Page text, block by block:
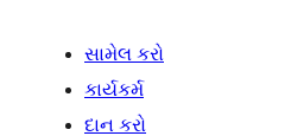
સામેલ કરો
કાર્યકર્મ
દાન કરો